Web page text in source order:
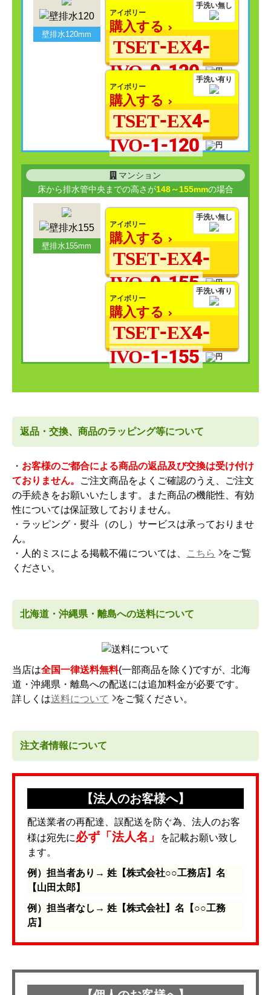
壁排水120mm
手洗い無し
アイボリー
購入する
TSET-EX4-
IVO-0-120手洗い有り
アイボリー
購入する
TSET-EX4-
IVO-1-120
マンション
床から排水管中央までの高さが148～155mmの場合
壁排水155mm
手洗い無し
アイボリー
購入する
TSET-EX4-
IVO-0-155手洗い有り
アイボリー
購入する
TSET-EX4-
IVO-1-155
返品・交換、商品のラッピング等について
・ お客様のご都合による商品の返品及び交換は受け付け
ておりません。
ご注文商品をよくご確認のうえ、ご注文
の手続きをお願いいたします。また商品の機能性、有効
性については保証致しておりません。
・ラッピング・熨斗（のし）サービスは承っておりませ
ん。
・人的ミスによる掲載不備については、
こちら
をご覧
ください。
北海道・沖縄県・離島への送料について
当店は全国一律送料無料(一部商品を除く)ですが、北海
道・沖縄県・離島への配送には追加料金が必要です。
詳しくは送料について をご覧ください。
注文者情報について
【法人のお客様へ】
配送業者の再配達、誤配送を防ぐ為、法人のお客
様は宛先に必ず「法人名」
を記載お願い致し
ます。
例）担当者あり→ 姓【株式会社○○工務店】名
【山田太郎】
例）担当者なし→ 姓【株式会社】名【○○工務
店】